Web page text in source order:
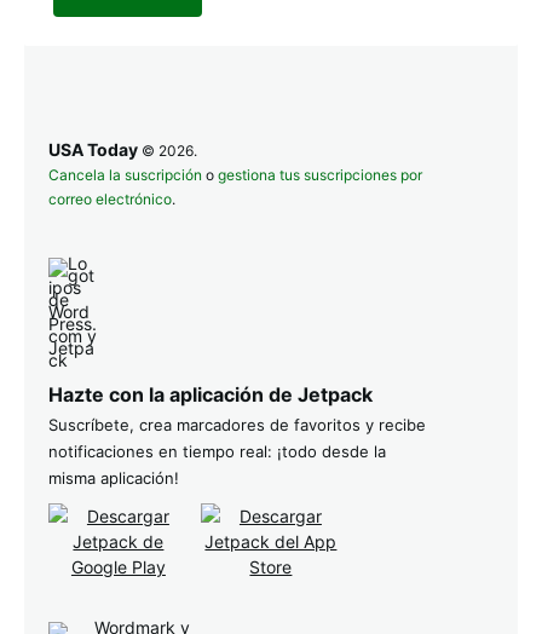
USA Today © 2026.
Cancela la suscripción o gestiona tus suscripciones por
correo electrónico.
Hazte con la aplicación de Jetpack
Suscríbete, crea marcadores de favoritos y recibe
notificaciones en tiempo real: ¡todo desde la
misma aplicación!